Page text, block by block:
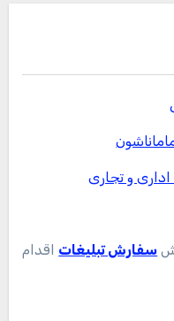
و تجاری
سفارش تبلیغات اقدام